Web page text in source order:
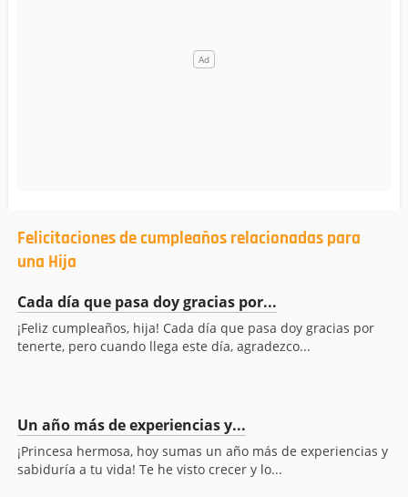
Felicitaciones de cumpleaños relacionadas para
una Hija
Cada día que pasa doy gracias por...
¡Feliz cumpleaños, hija! Cada día que pasa doy gracias por
tenerte, pero cuando llega este día, agradezco...
Un año más de experiencias y...
¡Princesa hermosa, hoy sumas un año más de experiencias y
sabiduría a tu vida! Te he visto crecer y lo...